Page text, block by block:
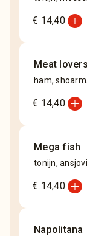
€ 14,40add_circle
Meat lovers
ham,
€ 14,40add_circle
Mega fish
tonijn,
€ 14,40add_circle
Napolitana